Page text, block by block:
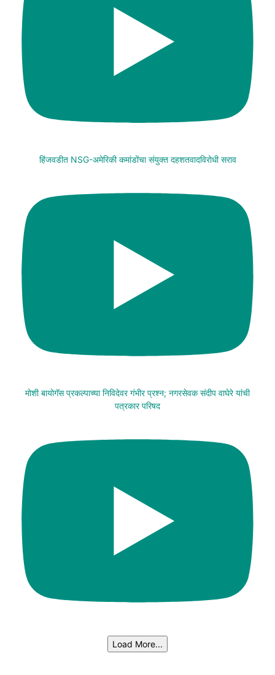
हिंजवडीत NSG-अमेरिकी कमांडोंचा संयुक्त दहशतवादविरोधी सराव
मोशी बायोगॅस प्रकल्पाच्या निविदेवर गंभीर प्रश्न; नगरसेवक संदीप वाघेरे यांची
पत्रकार परिषद
Load More...